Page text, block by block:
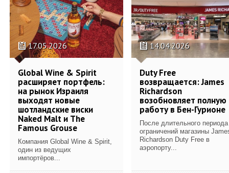
17.05.2026
Global Wine & Spirit
расширяет портфель:
на рынок Израиля
выходят новые
шотландские виски
Naked Malt и The
Famous Grouse
Компания Global Wine & Spirit,
один из ведущих
импортёров...
14.04.2026
Duty Free
возвращается: James
Richardson
возобновляет полную
работу в Бен-Гурионе
После длительного периода
ограничений магазины
Richardson Duty Free в
аэропорту...